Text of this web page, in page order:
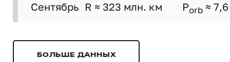
Сентябрь R ≈ 323 млн. км Porb ≈ 7,6
БОЛЬШЕ ДАННЫХ